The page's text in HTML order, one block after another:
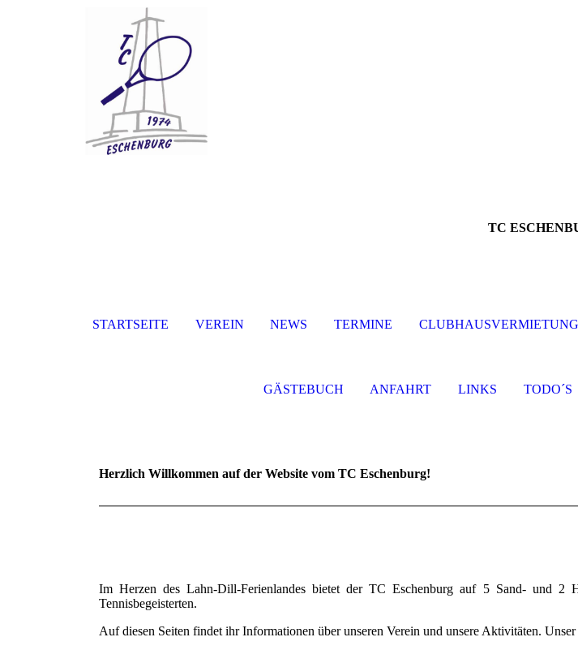
TC
STARTSEITE VEREIN NEWS TERMINE CLUBHAUSVERMIETUNG
GÄSTEBUCH ANFAHRT LINKS TODO´S
Herzlich Willkommen auf der Website vom TC Eschenburg!
Im Herzen des Lahn-Dill-Ferienlandes bietet der TC Eschenburg auf 5 Sand- und 2
Tennisbegeisterten.
Auf diesen Seiten findet ihr Informationen über unseren Verein und unsere Aktivitäten.